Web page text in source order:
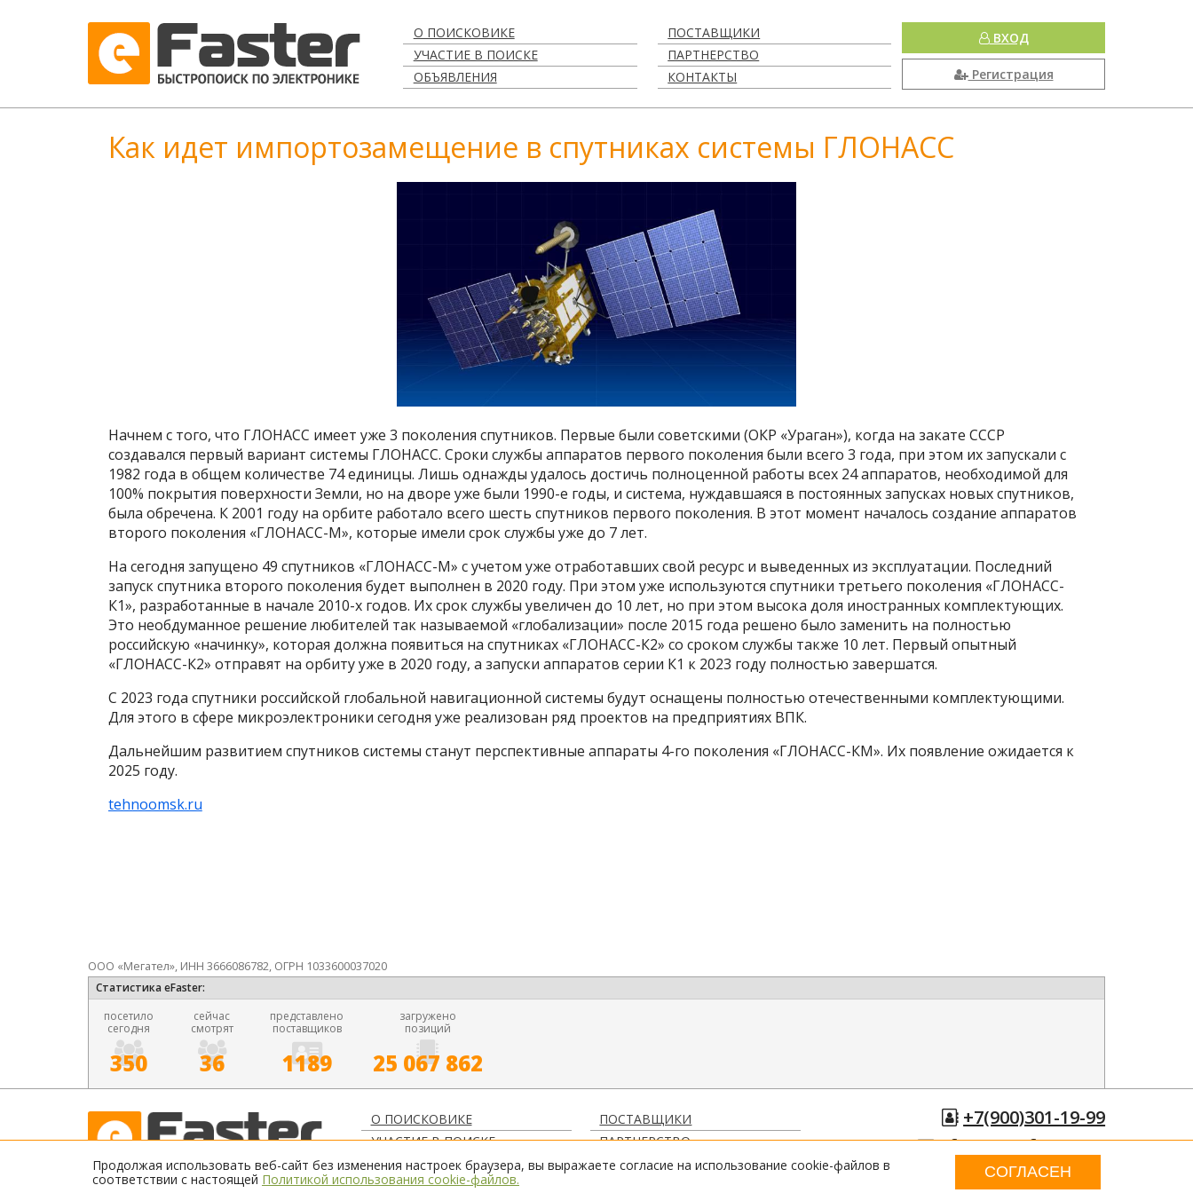
О ПОИСКОВИКЕ
ПОСТАВЩИКИ
УЧАСТИЕ В ПОИСКЕ
ПАРТНЕРСТВО
ОБЪЯВЛЕНИЯ
КОНТАКТЫ
ВХОД
Регистрация
Как идет импортозамещение в спутниках системы ГЛОНАСС
Начнем с того, что ГЛОНАСС имеет уже 3 поколения спутников. Первые были советскими (ОКР «Ураган»), когда на закате СССР
создавался первый вариант системы ГЛОНАСС. Сроки службы аппаратов первого поколения были всего 3 года, при этом их запускали с
1982 года в общем количестве 74 единицы. Лишь однажды удалось достичь полноценной работы всех 24 аппаратов, необходимой для
100% покрытия поверхности Земли, но на дворе уже были 1990-е годы, и система, нуждавшаяся в постоянных запусках новых спутников,
была обречена. К 2001 году на орбите работало всего шесть спутников первого поколения. В этот момент началось создание аппаратов
второго поколения «ГЛОНАСС-М», которые имели срок службы уже до 7 лет.
На сегодня запущено 49 спутников «ГЛОНАСС-М» с учетом уже отработавших свой ресурс и выведенных из эксплуатации. Последний
запуск спутника второго поколения будет выполнен в 2020 году. При этом уже используются спутники третьего поколения «ГЛОНАСС-
К1», разработанные в начале 2010-х годов. Их срок службы увеличен до 10 лет, но при этом высока доля иностранных комплектующих.
Это необдуманное решение любителей так называемой «глобализации» после 2015 года решено было заменить на полностью
российскую «начинку», которая должна появиться на спутниках «ГЛОНАСС-К2» со сроком службы также 10 лет. Первый опытный
«ГЛОНАСС-К2» отправят на орбиту уже в 2020 году, а запуски аппаратов серии К1 к 2023 году полностью завершатся.
С 2023 года спутники российской глобальной навигационной системы будут оснащены полностью отечественными комплектующими.
Для этого в сфере микроэлектроники сегодня уже реализован ряд проектов на предприятиях ВПК.
Дальнейшим развитием спутников системы станут перспективные аппараты 4-го поколения «ГЛОНАСС-КМ». Их появление ожидается к
2025 году.
tehnoomsk.ru
ООО «Мегател», ИНН 3666086782, ОГРН 1033600037020
Статистика eFaster:
посетило
сегодня
350
сейчас
смотрят
36
представлено
поставщиков
1189
загружено
позиций
25 067 862
Сделано в студии "ALTERMAX"
О ПОИСКОВИКЕ
ПОСТАВЩИКИ
УЧАСТИЕ В ПОИСКЕ
ПАРТНЕРСТВО
ОБЪЯВЛЕНИЯ
КОНТАКТЫ
+7(900)301-19-99
efaster@efaster.ru
© 2026 eFaster.ru Все права защищены
Продолжая использовать веб-сайт без изменения настроек браузера, вы выражаете согласие на использование cookie-файлов в
соответствии с настоящей Политикой использования cookie-файлов. СОГЛАСЕН